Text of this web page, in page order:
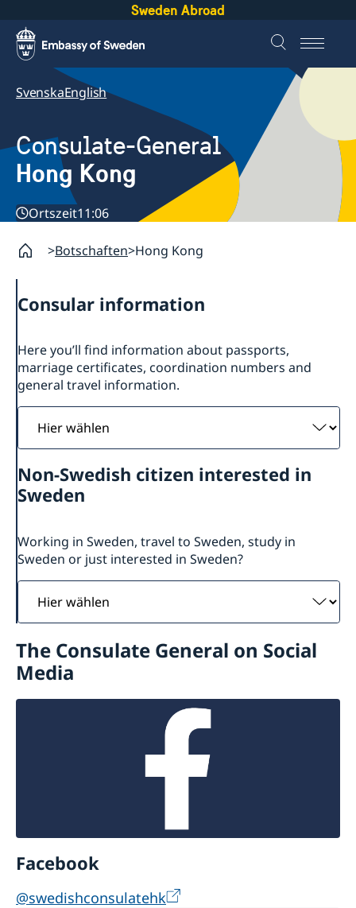
Sweden Abroad
SvenskaEnglish
Consulate-General
Hong Kong
Ortszeit11:06
Botschaften Hong Kong
Consular information
Here you’ll find information about passports,
marriage certificates, coordination numbers and
general travel information.
Hier
wählen
Non-Swedish citizen interested in
Sweden
Working in Sweden, travel to Sweden, study in
Sweden or just interested in Sweden?
Hier
wählen
The Consulate General on Social
Media
Facebook
@swedishconsulatehk